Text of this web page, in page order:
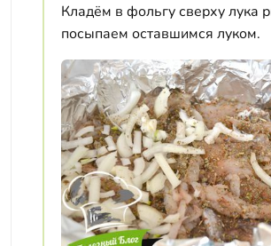
Кладём в фольгу сверху лука
посыпаем оставшимся луком.